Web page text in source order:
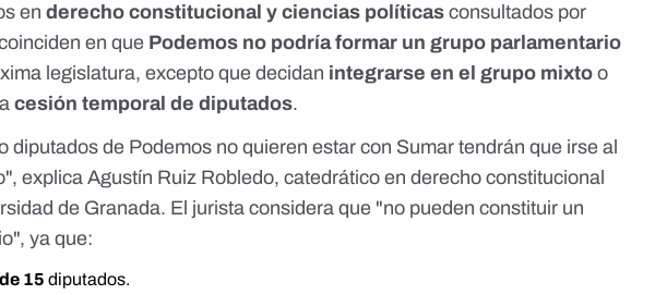
enderecho constitucional y ciencias políticas consultados por
en que Podemos no podría formar un grupo parlamentario
legislatura, excepto que decidan integrarse en el grupo mixto o
cesión temporal de diputados.
diputados de Podemos no quieren estar con Sumar tendrán que irse al
explica Agustín Ruiz Robledo, catedrático en derecho constitucional
de Granada. El jurista considera que "no pueden constituir un
ya que:
15 diputados.